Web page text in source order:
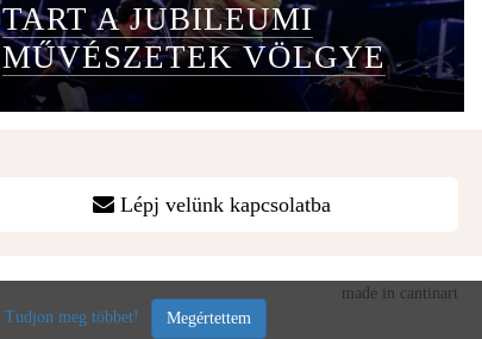
TART A JUBILEUMI
MŰVÉSZETEK VÖLGYE
Lépj velünk kapcsolatba
made in cantinart
Tudjon meg többet! Megértettem